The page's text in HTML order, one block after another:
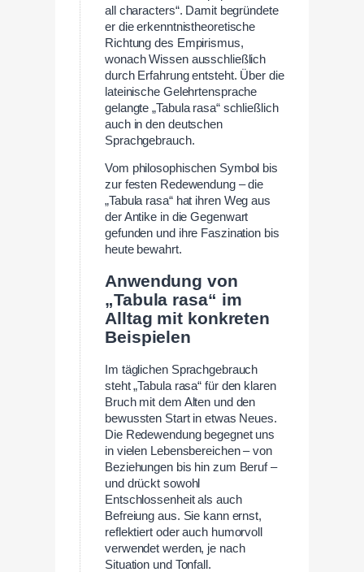
all characters“. Damit begründete
er die erkenntnistheoretische
Richtung des Empirismus,
wonach Wissen ausschließlich
durch Erfahrung entsteht. Über die
lateinische Gelehrtensprache
gelangte „Tabula rasa“ schließlich
auch in den deutschen
Sprachgebrauch.
Vom philosophischen Symbol bis
zur festen Redewendung – die
„Tabula rasa“ hat ihren Weg aus
der Antike in die Gegenwart
gefunden und ihre Faszination bis
heute bewahrt.
Anwendung von
„Tabula rasa“ im
Alltag mit konkreten
Beispielen
Im täglichen Sprachgebrauch
steht „Tabula rasa“ für den klaren
Bruch mit dem Alten und den
bewussten Start in etwas Neues.
Die Redewendung begegnet uns
in vielen Lebensbereichen – von
Beziehungen bis hin zum Beruf –
und drückt sowohl
Entschlossenheit als auch
Befreiung aus. Sie kann ernst,
reflektiert oder auch humorvoll
verwendet werden, je nach
Situation und Tonfall.